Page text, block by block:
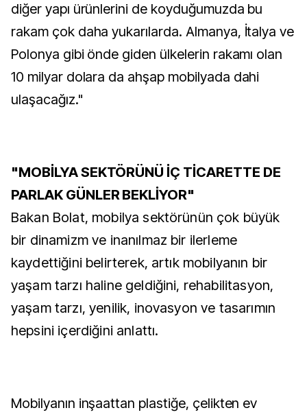
diğer yapı ürünlerini de koyduğumuzda bu
rakam çok daha yukarılarda. Almanya, İtalya ve
Polonya gibi önde giden ülkelerin rakamı olan
10 milyar dolara da ahşap mobilyada dahi
ulaşacağız."
"MOBİLYA SEKTÖRÜNÜ İÇ TİCARETTE DE
PARLAK GÜNLER BEKLİYOR"
Bakan Bolat, mobilya sektörünün çok büyük
bir dinamizm ve inanılmaz bir ilerleme
kaydettiğini belirterek, artık mobilyanın bir
yaşam tarzı haline geldiğini, rehabilitasyon,
yaşam tarzı, yenilik, inovasyon ve tasarımın
hepsini içerdiğini anlattı.
Mobilyanın inşaattan plastiğe, çelikten ev